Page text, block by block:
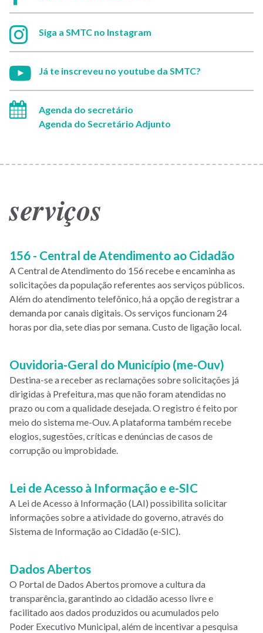
Instagram:
Siga a SMTC no Instagram
Youtube:
Já te inscreveu no youtube da SMTC?
Agenda do secretário
Agenda do Secretário Adjunto
serviços
156 - Central de Atendimento ao Cidadão
A Central de Atendimento do 156 recebe e encaminha as
solicitações da população referentes aos serviços públicos.
Além do atendimento telefônico, há a opção de registrar a
demanda por canais digitais. Os serviços funcionam 24
horas por dia, sete dias por semana. Custo de ligação local.
Ouvidoria-Geral do Município (me-Ouv)
Destina-se a receber as reclamações sobre solicitações já
dirigidas à Prefeitura, mas que não foram atendidas no
prazo ou com a qualidade desejada. O registro é feito por
meio do sistema me-Ouv. A plataforma também recebe
elogios, sugestões, críticas e denúncias de casos de
corrupção ou improbidade.
Lei de Acesso à Informação e e-SIC
A Lei de Acesso à Informação (LAI) possibilita solicitar
informações sobre a atividade do governo, através do
Sistema de Informação ao Cidadão (e-SIC).
Dados Abertos
O Portal de Dados Abertos promove a cultura da
transparência, garantindo ao cidadão acesso livre e
facilitado aos dados produzidos ou acumulados pelo
Poder Executivo Municipal, além de incentivar a pesquisa